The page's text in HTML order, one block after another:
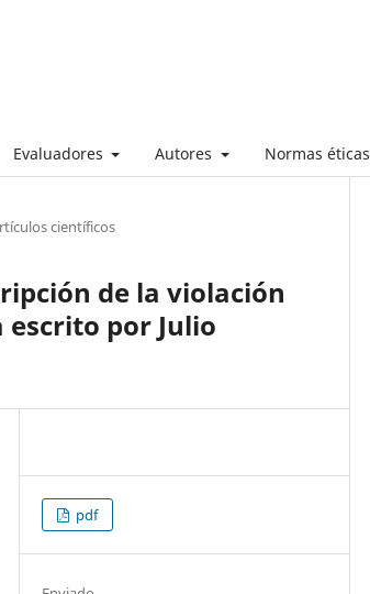
Evaluadores Autores Normas éticas
científicos
de la violación
por Julio
pdf